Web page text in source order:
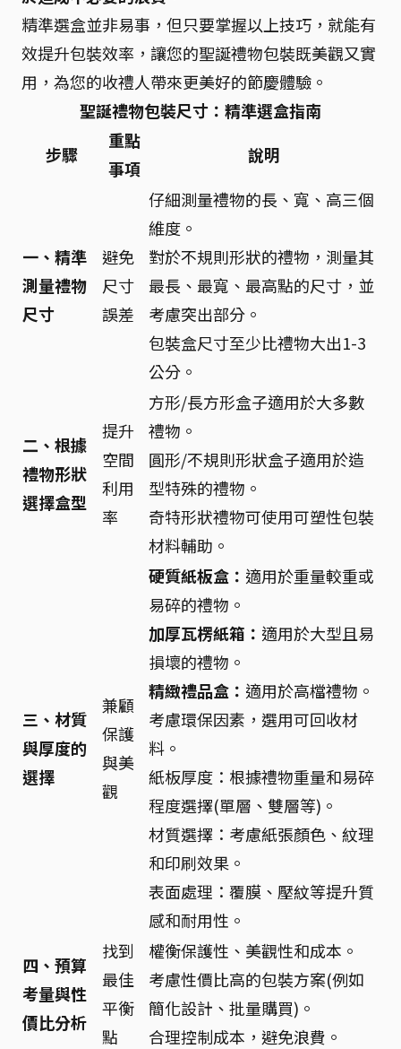
精準選盒並非易事，但只要掌握以上技巧，就能有
效提升包裝效率，讓您的聖誕禮物包裝既美觀又實
用，為您的收禮人帶來更美好的節慶體驗。
聖誕禮物包裝尺寸：精準選盒指南
步驟
重點
事項
說明
一、精準
測量禮物
尺寸
避免
尺寸
誤差
仔細測量禮物的長、寬、高三個
維度。
對於不規則形狀的禮物，測量其
最長、最寬、最高點的尺寸，並
考慮突出部分。
包裝盒尺寸至少比禮物大出1-3
公分。
二、根據
禮物形狀
選擇盒型
提升
空間
利用
率
方形/長方形盒子適用於大多數
禮物。
圓形/不規則形狀盒子適用於造
型特殊的禮物。
奇特形狀禮物可使用可塑性包裝
材料輔助。
三、材質
與厚度的
選擇
兼顧
保護
與美
觀
硬質紙板盒： 適用於重量較重或
易碎的禮物。
加厚瓦楞紙箱： 適用於大型且易
損壞的禮物。
精緻禮品盒： 適用於高檔禮物。
考慮環保因素，選用可回收材
料。
紙板厚度：根據禮物重量和易碎
程度選擇(單層、雙層等)。
材質選擇：考慮紙張顏色、紋理
和印刷效果。
表面處理：覆膜、壓紋等提升質
感和耐用性。
四、預算
考量與性
價比分析
找到
最佳
平衡
點
權衡保護性、美觀性和成本。
考慮性價比高的包裝方案(例如
簡化設計、批量購買)。
合理控制成本，避免浪費。